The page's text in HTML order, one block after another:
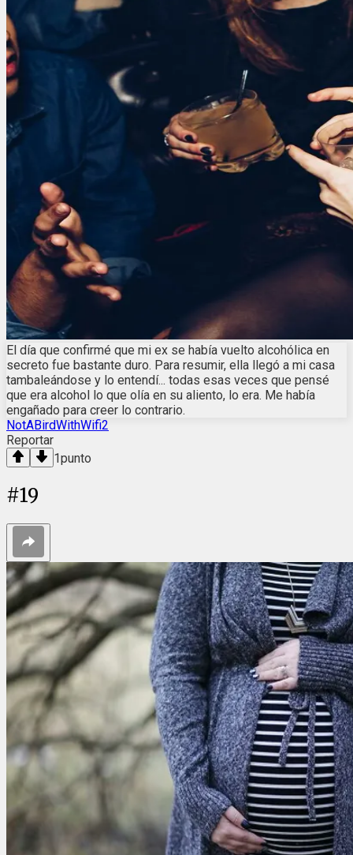
El día que confirmé que mi ex se había vuelto alcohólica en
secreto fue bastante duro. Para resumir, ella llegó a mi casa
tambaleándose y lo entendí... todas esas veces que pensé
que era alcohol lo que olía en su aliento, lo era. Me había
engañado para creer lo contrario.
NotABirdWithWifi2
Reportar
1punto
#19